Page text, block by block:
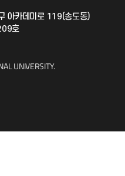
아카데미로 119(송도동)
호
UNIVERSITY.